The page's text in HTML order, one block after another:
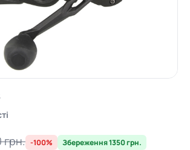
грн. -100% Збереження 1350 грн.